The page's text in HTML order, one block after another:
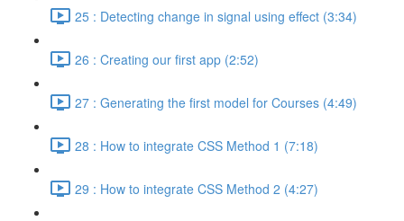
25 : Detecting change in signal using effect (3:34)
26 : Creating our first app (2:52)
27 : Generating the first model for Courses (4:49)
28 : How to integrate CSS Method 1 (7:18)
29 : How to integrate CSS Method 2 (4:27)